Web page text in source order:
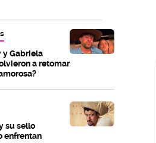
y Gabriela
a retomar
su sello
enfrentan